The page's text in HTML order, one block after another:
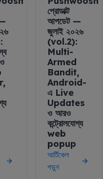
প্রোডাক্ট
আপডেট —
জুলাই ২০২৬
(vol.2):
Multi-
Armed
Bandit,
Android-
এ Live
Updates
ও আরও
কন্ট্রোলযোগ্য
web
popup
আর্টিকেল
পড়ুন